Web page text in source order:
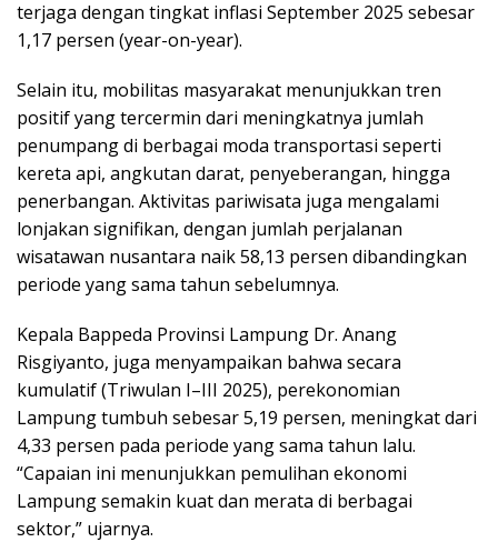
terjaga dengan tingkat inflasi September 2025 sebesar
1,17 persen (year-on-year).
Selain itu, mobilitas masyarakat menunjukkan tren
positif yang tercermin dari meningkatnya jumlah
penumpang di berbagai moda transportasi seperti
kereta api, angkutan darat, penyeberangan, hingga
penerbangan. Aktivitas pariwisata juga mengalami
lonjakan signifikan, dengan jumlah perjalanan
wisatawan nusantara naik 58,13 persen dibandingkan
periode yang sama tahun sebelumnya.
Kepala Bappeda Provinsi Lampung Dr. Anang
Risgiyanto, juga menyampaikan bahwa secara
kumulatif (Triwulan I–III 2025), perekonomian
Lampung tumbuh sebesar 5,19 persen, meningkat dari
4,33 persen pada periode yang sama tahun lalu.
“Capaian ini menunjukkan pemulihan ekonomi
Lampung semakin kuat dan merata di berbagai
sektor,” ujarnya.